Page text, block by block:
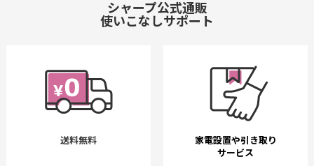
シャープ公式通販
使いこなしサポート
送料無料
家電設置や引き取り
サービス